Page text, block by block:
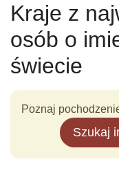
Kraje z
osób o
świecie
Poznaj
Szukaj